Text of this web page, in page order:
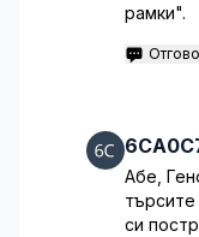
рамки".
Абе,
си